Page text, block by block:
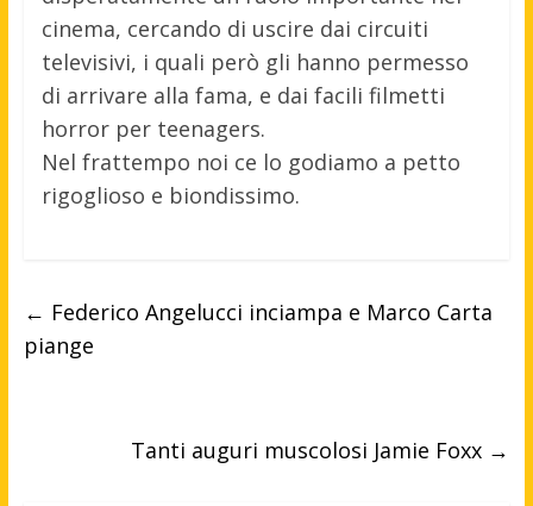
cinema, cercando di uscire dai circuiti
televisivi, i quali però gli hanno permesso
di arrivare alla fama, e dai facili filmetti
horror per teenagers.
Nel frattempo noi ce lo godiamo a petto
rigoglioso e biondissimo.
← Federico Angelucci inciampa e Marco Carta
piange
Tanti auguri muscolosi Jamie Foxx →